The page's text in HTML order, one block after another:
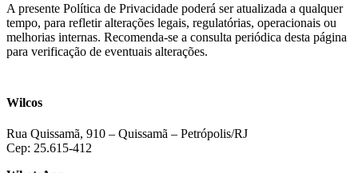
A presente Política de Privacidade poderá ser atualizada a qualquer
tempo, para refletir alterações legais, regulatórias, operacionais ou
melhorias internas. Recomenda-se a consulta periódica desta página
para verificação de eventuais alterações.
Wilcos
Rua Quissamã, 910 – Quissamã – Petrópolis/RJ
Cep: 25.615-412